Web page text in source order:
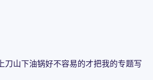
刀山下油锅好不容易的才把我的专题写